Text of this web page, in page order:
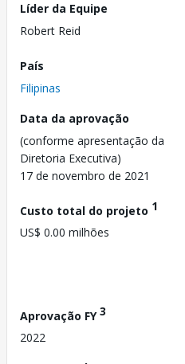
Líder da Equipe
Robert Reid
País
Filipinas
Data da aprovação
(conforme apresentação da
Diretoria Executiva)
17 de novembro de 2021
Custo total do projeto 1
US$ 0.00 milhões
Aprovação FY3
2022